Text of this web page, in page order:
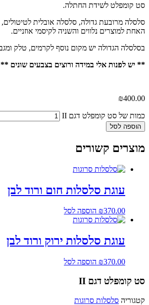
סט קומפלט לשידת החתלה.
האחת למוצרים נלווים והשניה לקיסמי אוזניים.
בסלסלה הגדולה יש מקום נוסף לקרמים, טלק
** יש לפנות אלי במידה ורוצים בצבעים שונים **
₪400.00
כמות של סט קומפלט דגם II
הוספה לסל
מוצרים קשורים
עוגת סלסלות חום ורוד לבן
₪370.00 הוספה לסל
עוגת סלסלות ירוק ורוד לבן
₪370.00 הוספה לסל
סט קומפלט דגם II
קטגוריה סלסלות סרוגות